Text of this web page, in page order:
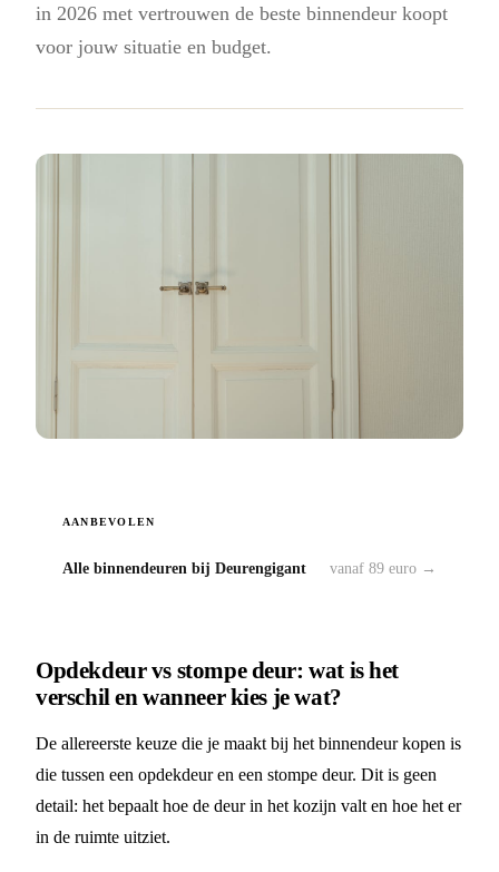
in 2026 met vertrouwen de beste binnendeur koopt
voor jouw situatie en budget.
AANBEVOLEN
Alle binnendeuren bij Deurengigant vanaf 89 euro →
Opdekdeur vs stompe deur: wat is het
verschil en wanneer kies je wat?
De allereerste keuze die je maakt bij het binnendeur kopen is
die tussen een opdekdeur en een stompe deur. Dit is geen
detail: het bepaalt hoe de deur in het kozijn valt en hoe het er
in de ruimte uitziet.